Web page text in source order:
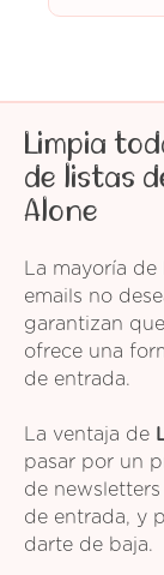
Limpia
de listas
Alone
La mayoría
emails no
garantizan
ofrece una
de entrada.
La ventaja de
pasar por un
de
de entrada, y
darte de baja.